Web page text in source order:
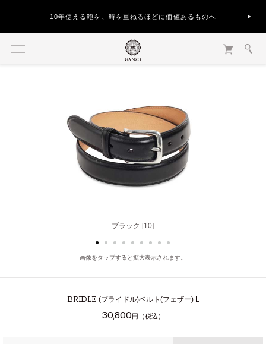
10年使える鞄を、時を重ねるほどに価値あるものへ
ブラック [10]
ヘーゼル [50]
画像をタップすると拡大表示されます。
BRIDLE (ブライドル)ベルト(フェザー) L
30,800円（税込）